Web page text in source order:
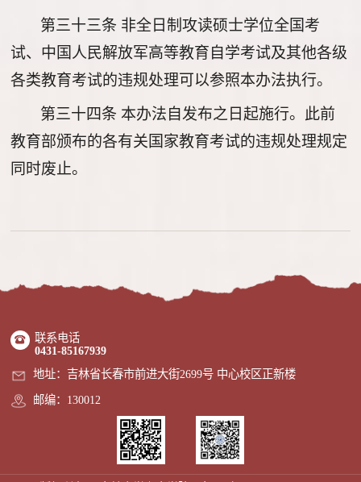
第三十三条 非全日制攻读硕士学位全国考
试、中国人民解放军高等教育自学考试及其他各级
各类教育考试的违规处理可以参照本办法执行。
第三十四条 本办法自发布之日起施行。此前
教育部颁布的各有关国家教育考试的违规处理规定
同时废止。
联系电话
0431-85167939
地址：吉林省长春市前进大街2699号 中心校区正新楼
邮编：130012